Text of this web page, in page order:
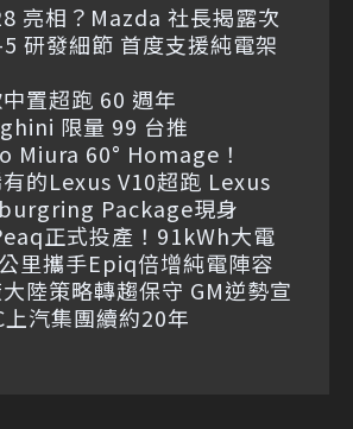
亮相？Mazda 社長揭露次
研發細節 首度支援純電架
置超跑 60 週年
限量 99 台推
Miura 60° Homage！
的Lexus V10超跑 Lexus
Package現身
正式投產！91kWh大電
里攜手Epiq倍增純電陣容
陸策略轉趨保守 GM逆勢宣
上汽集團續約20年